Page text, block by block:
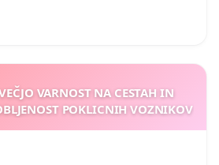
VARNOST NA CESTAH IN
POKLICNIH VOZNIKOV